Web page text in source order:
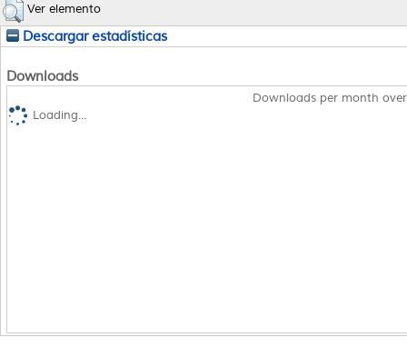
Ver elemento
Descargar estadísticas
Downloads
Downloads per month
Loading...